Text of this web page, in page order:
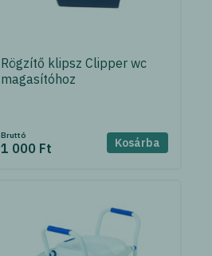
Rögzítő klipsz Clipper wc
magasítóhoz
Bruttó
1 000 Ft Kosárba